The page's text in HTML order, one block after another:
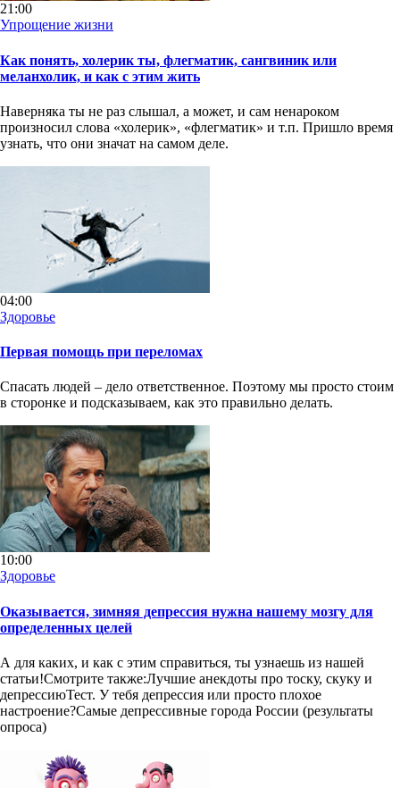
21:00
Упрощение жизни
Как понять, холерик ты, флегматик, сангвиник или
меланхолик, и как с этим жить
Наверняка ты не раз слышал, а может, и сам ненароком
произносил слова «холерик», «флегматик» и т.п. Пришло время
узнать, что они значат на самом деле.
04:00
Здоровье
Первая помощь при переломах
Спасать людей – дело ответственное. Поэтому мы просто стоим
в сторонке и подсказываем, как это правильно делать.
10:00
Здоровье
Оказывается, зимняя депрессия нужна нашему мозгу для
определенных целей
А для каких, и как с этим справиться, ты узнаешь из нашей
статьи!Смотрите также:Лучшие анекдоты про тоску, скуку и
депрессиюТест. У тебя депрессия или просто плохое
настроение?Самые депрессивные города России (результаты
опроса)